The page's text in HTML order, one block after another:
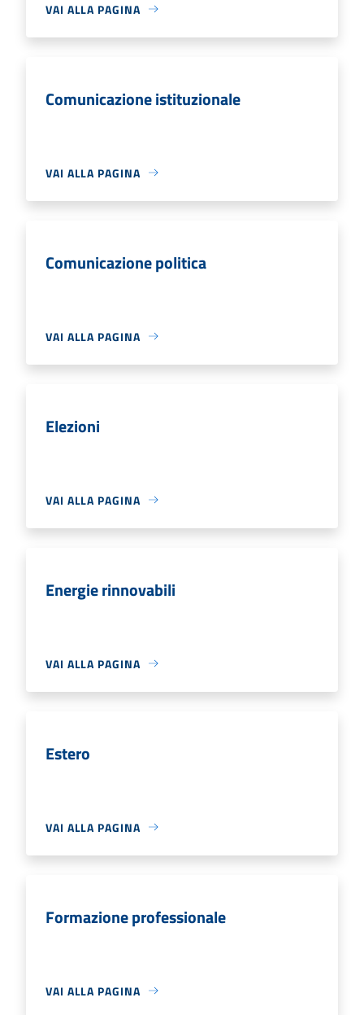
VAI ALLA PAGINA
Comunicazione istituzionale
VAI ALLA PAGINA
Comunicazione politica
VAI ALLA PAGINA
Elezioni
VAI ALLA PAGINA
Energie rinnovabili
VAI ALLA PAGINA
Estero
VAI ALLA PAGINA
Formazione professionale
VAI ALLA PAGINA